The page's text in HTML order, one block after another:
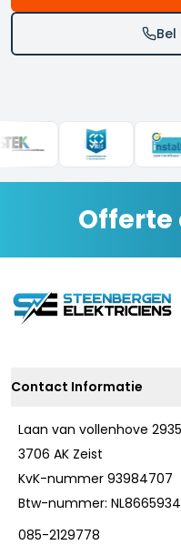
Bel
Contact Informatie
Laan van vollenhove 2935
3706 AK Zeist
KvK-nummer 93984707
Btw-nummer:
085-2129778